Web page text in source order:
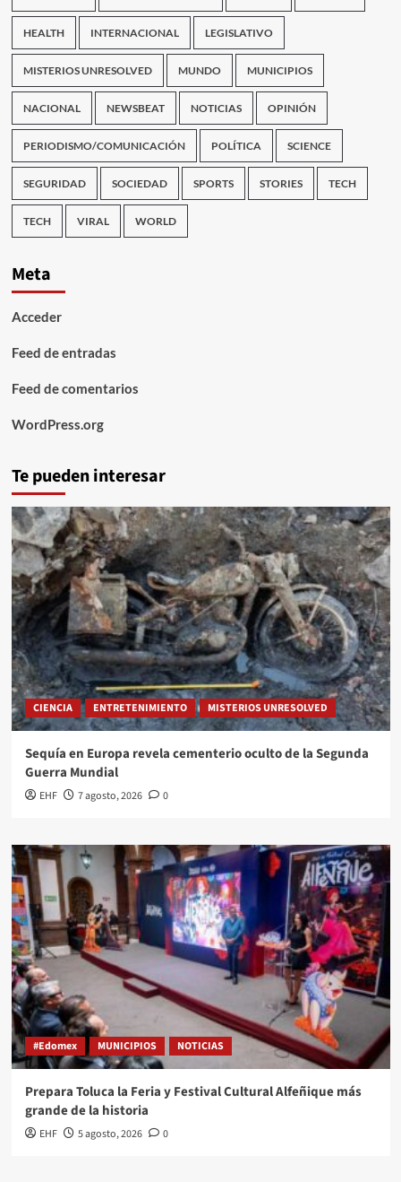
HEALTH INTERNACIONAL LEGISLATIVO
MISTERIOS UNRESOLVED MUNDO MUNICIPIOS
NACIONAL NEWSBEAT NOTICIAS OPINIÓN
PERIODISMO/COMUNICACIÓN POLÍTICA SCIENCE
SEGURIDAD SOCIEDAD SPORTS STORIES TECH
TECH VIRAL WORLD
Meta
Acceder
Feed de entradas
Feed de comentarios
WordPress.org
Te pueden interesar
CIENCIA ENTRETENIMIENTO MISTERIOS UNRESOLVED
Sequía en Europa revela cementerio oculto de la Segunda
Guerra Mundial
EHF 7 agosto, 2026 0
#Edomex MUNICIPIOS NOTICIAS
Prepara Toluca la Feria y Festival Cultural Alfeñique más
grande de la historia
EHF 5 agosto, 2026 0